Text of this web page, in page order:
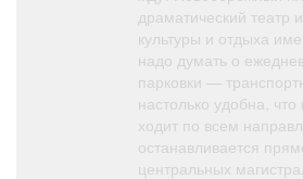
драматический театр
культуры и отдыха
надо думать о
парковки —
настолько удобна, что
ходит по всем
останавливается
центральных